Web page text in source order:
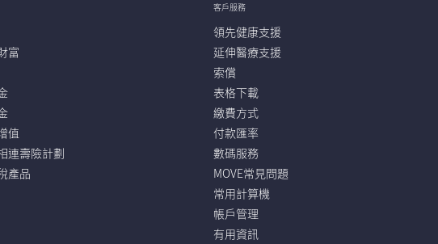
富
值
連壽險計劃
產品
客戶服務
領先健康支援
延伸醫療支援
索償
表格下載
繳費方式
付款匯率
數碼服務
MOVE常見問題
常用計算機
帳戶管理
有用資訊